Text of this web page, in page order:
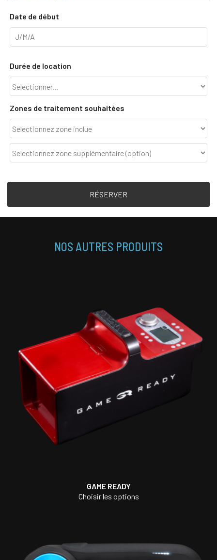
Date de début
Durée de location
Zones de traitement souhaitées
RÉSERVER
NOS AUTRES PRODUITS
GAME READY
Choisir les options